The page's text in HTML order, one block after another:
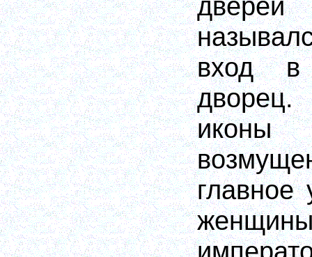
вход в
главное